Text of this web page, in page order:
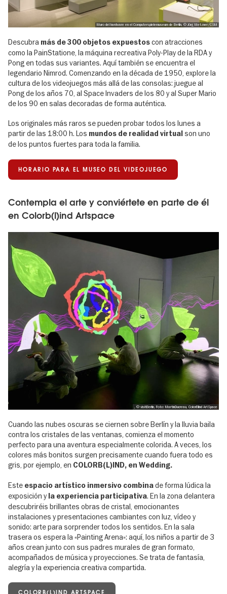
Muro del hardware en el Computerspielemuseum de Berlín, © Jörg Metzner/CSM
Descubra más de 300 objetos expuestoscon atracciones
como la PainStatione, la máquina recreativa Poly-Play de la RDA y
Pong en todas sus variantes. Aquí también se encuentra el
legendario Nimrod. Comenzando en la década de 1950, explore la
cultura de los videojuegos más allá de las consolas: juegue al
Pong de los años 70, al Space Invaders de los 80 y al Super Mario
de los 90 en salas decoradas de forma auténtica.
Los originales más raros se pueden probar todos los lunes a
partir de las 18:00 h. Los mundos de realidad virtual son uno
de los puntos fuertes para toda la familia.
HORARIO PARA EL MUSEO DEL VIDEOJUEGO
Contempla el arte y conviértete en parte de él
en Colorb(l)ind Artspace
, © visitBerlin, Foto: MartinDucreau, ColorBlind ArtSpace
Cuando las nubes oscuras se ciernen sobre Berlín y la lluvia baila
contra los cristales de las ventanas, comienza el momento
perfecto para una aventura especialmente colorida. A veces, los
colores más bonitos surgen precisamente cuando fuera todo es
gris, por ejemplo, en COLORB(L)IND, en Wedding.
Este espacio artístico inmersivo combinade forma lúdica la
exposición y la experiencia participativa. En la zona delantera
descubriréis brillantes obras de cristal, emocionantes
instalaciones y presentaciones cambiantes con luz, vídeo y
sonido: arte para sorprender todos los sentidos. En la sala
trasera os espera la «Painting Arena»: aquí, los niños a partir de 3
años crean junto con sus padres murales de gran formato,
acompañados de música y proyecciones. Se trata de fantasía,
alegría y la experiencia creativa compartida.
COLORB(L)IND ARTSPACE